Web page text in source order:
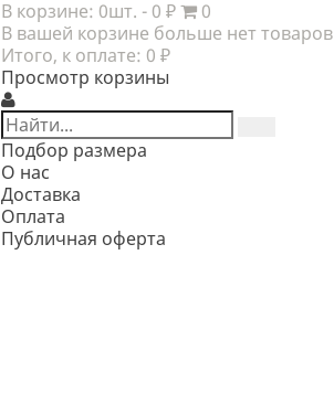
В корзине: 0шт. - 0 ₽
0
В вашей корзине больше нет товаров
Итого, к оплате: 0 ₽
Просмотр корзины
Подбор размера
О нас
Доставка
Оплата
Публичная оферта